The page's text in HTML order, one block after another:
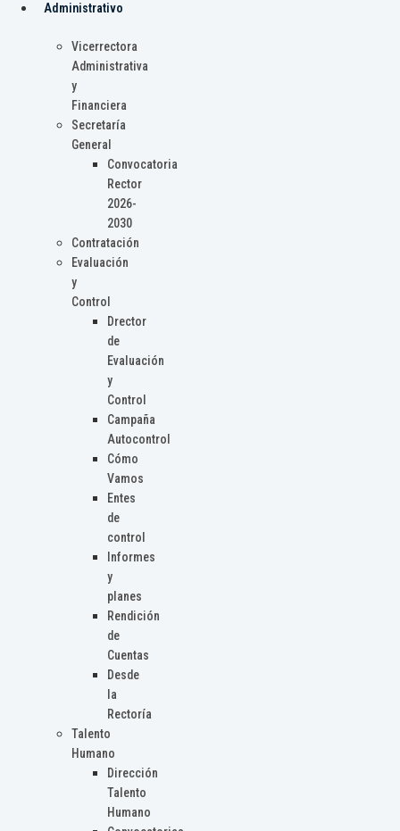
Administrativo
Vicerrectora
Administrativa
y
Financiera
Secretaría
General
Convocatoria
Rector
2026-
2030
Contratación
Evaluación
y
Control
Drector
de
Evaluación
y
Control
Campaña
Autocontrol
Cómo
Vamos
Entes
de
control
Informes
y
planes
Rendición
de
Cuentas
Desde
la
Rectoría
Talento
Humano
Dirección
Talento
Humano